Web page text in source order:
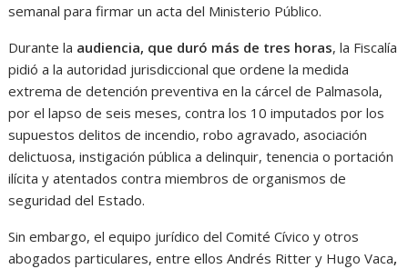
semanal para firmar un acta del Ministerio Público.
Durante la audiencia, que duró más de tres horas, la Fiscalía
pidió a la autoridad jurisdiccional que ordene la medida
extrema de detención preventiva en la cárcel de Palmasola,
por el lapso de seis meses, contra los 10 imputados por los
supuestos delitos de incendio, robo agravado, asociación
delictuosa, instigación pública a delinquir, tenencia o portación
ilícita y atentados contra miembros de organismos de
seguridad del Estado.
Sin embargo, el equipo jurídico del Comité Cívico y otros
abogados particulares, entre ellos Andrés Ritter y Hugo Vaca,